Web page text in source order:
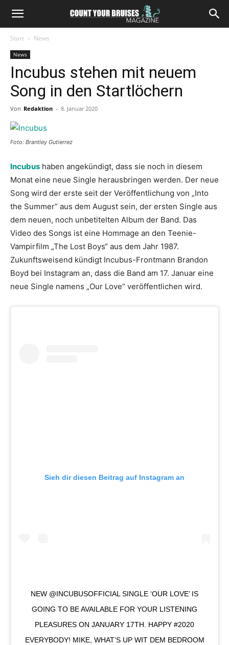
Start News
News
Incubus stehen mit neuem
Song in den Startlöchern
Von Redaktion - 8. Januar 2020
Foto: Brantley Gutierrez
Incubus haben angekündigt, dass sie noch in diesem
Monat eine neue Single herausbringen werden. Der neue
Song wird der erste seit der Veröffentlichung von „Into
the Summer“ aus dem August sein, der ersten Single aus
dem neuen, noch unbetitelten Album der Band. Das
Video des Songs ist eine Hommage an den Teenie-
Vampirfilm „The Lost Boys“ aus dem Jahr 1987.
Zukunftsweisend kündigt Incubus-Frontmann Brandon
Boyd bei Instagram an, dass die Band am 17. Januar eine
neue Single namens „Our Love“ veröffentlichen wird.
Sieh dir diesen Beitrag auf Instagram an
NEW @INCUBUSOFFICIAL SINGLE ‘OUR LOVE’ IS
GOING TO BE AVAILABLE FOR YOUR LISTENING
PLEASURES ON JANUARY 17TH. HAPPY #2020
EVERYBODY! MIKE, WHAT’S UP WIT DEM BEDROOM